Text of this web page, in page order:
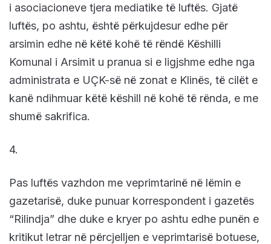
i asociacioneve tjera mediatike të luftës. Gjatë
luftës, po ashtu, është përkujdesur edhe për
arsimin edhe në këtë kohë të rëndë Këshilli
Komunal i Arsimit u pranua si e ligjshme edhe nga
administrata e UÇK-së në zonat e Klinës, të cilët e
kanë ndihmuar këtë këshill në kohë të rënda, e me
shumë sakrifica.
4.
Pas luftës vazhdon me veprimtarinë në lëmin e
gazetarisë, duke punuar korrespondent i gazetës
“Rilindja” dhe duke e kryer po ashtu edhe punën e
kritikut letrar në përcjelljen e veprimtarisë botuese,